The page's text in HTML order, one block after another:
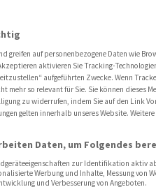
-
greifen auf personenbezogene Daten wie
aktivieren Sie Tracking-
aufgeführten Zwecke. Wenn
mehr so relevant für Sie. Sie können dieses
zu widerrufen, indem Sie auf den Link
gelten innerhalb unseres Website.
Daten, um Folgendes
zur Identifikation aktiv
Werbung und Inhalte, Messung von
und Verbesserung von Angeboten.